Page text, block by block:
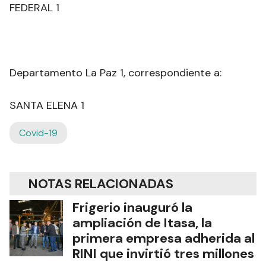
FEDERAL 1
Departamento La Paz 1, correspondiente a:
SANTA ELENA 1
Covid-19
NOTAS RELACIONADAS
Frigerio inauguró la
ampliación de Itasa, la
primera empresa adherida al
RINI que invirtió tres millones